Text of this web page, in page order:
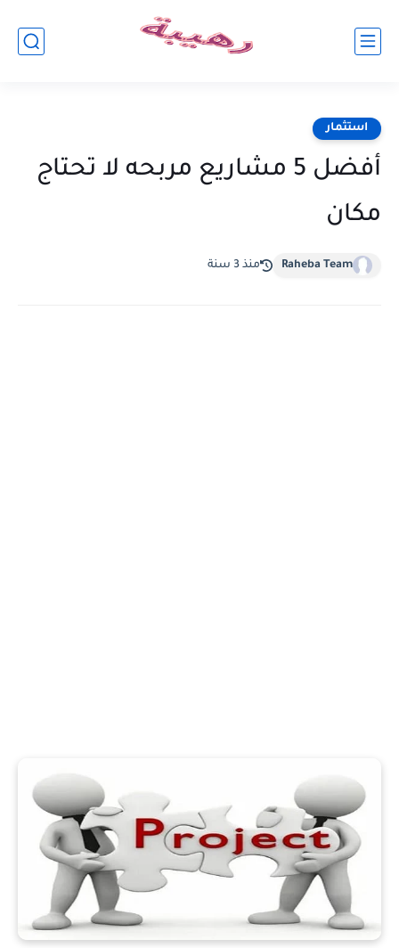
استثمار
أفضل 5 مشاريع مربحه لا تحتاج
مكان
Raheba Team منذ 3 سنة